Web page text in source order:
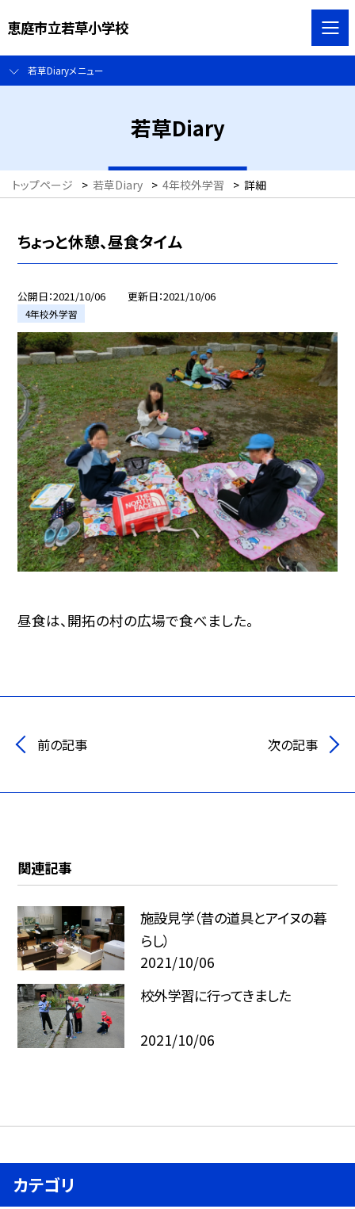
恵庭市立若草小学校
若草Diaryメニュー
若草Diary
トップページ > 若草Diary > 4年校外学習 > 詳細
ちょっと休憩、昼食タイム
公開日 2021/10/06 更新日 2021/10/06
4年校外学習
昼食は、開拓の村の広場で食べました。
前の記事 次の記事
関連記事
施設見学（昔の道具とアイヌの暮
らし）
2021/10/06
校外学習に行ってきました
2021/10/06
カテゴリ